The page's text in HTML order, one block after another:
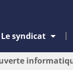
Le syndicat